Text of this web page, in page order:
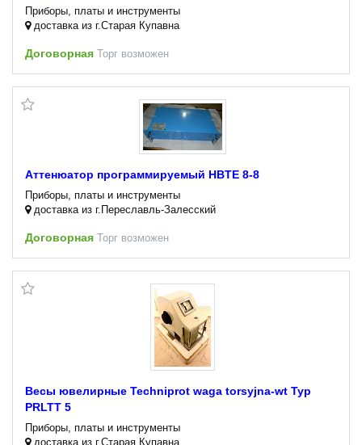
Приборы, платы и инструменты
доставка из г.Старая Купавна
Договорная Торг возможен
Аттенюатор программируемый HBTE 8-8
Приборы, платы и инструменты
доставка из г.Переславль-Залесский
Договорная Торг возможен
Весы ювелирные Techniprot waga torsyjna-wt Typ
PRLTT 5
Приборы, платы и инструменты
доставка из г.Старая Купавна